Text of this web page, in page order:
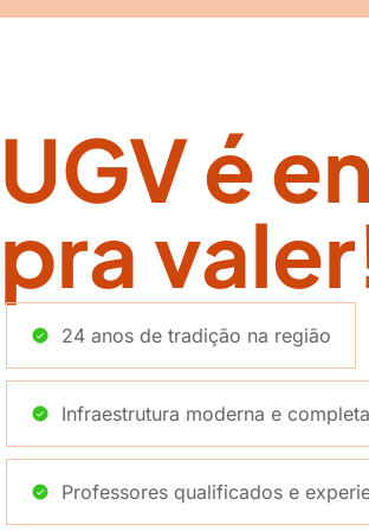
UGV é
pra
24 anos de tradição na região
Infraestrutura moderna e completa
Professores qualificados e